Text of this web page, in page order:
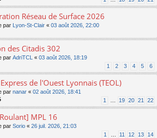
Réseau de Surface 2026
par Lyon-St-Clair « 03 août 2026, 22:00
des Citadis 302
par AdriTCL « 03 août 2026, 18:19
1 2 3 4 5 6
de l'Ouest Lyonnais (TEOL)
par nanar « 02 août 2026, 18:41
1 19 20 21 22
MPL 16
par Sorio « 26 juil. 2026, 21:03
1 11 12 13 14